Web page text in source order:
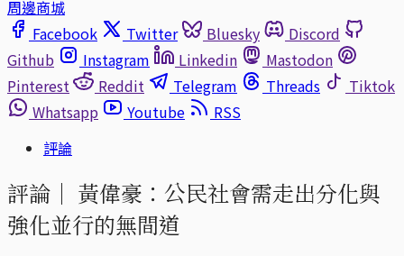
周邊商城
Facebook
Twitter Bluesky
Discord
Github
Instagram Linkedin
Mastodon
Pinterest
Reddit Telegram Threads
Tiktok
Whatsapp
Youtube
RSS
評論
評論｜ 黃偉豪：公民社會需走出分化與
強化並行的無間道